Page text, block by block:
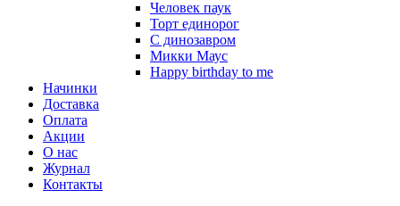
Человек паук
Торт единорог
С динозавром
Микки Маус
Happy birthday to me
Начинки
Доставка
Оплата
Акции
О нас
Журнал
Контакты